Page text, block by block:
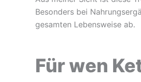
Besonders bei
gesamten Lebensweise ab.
Für wen